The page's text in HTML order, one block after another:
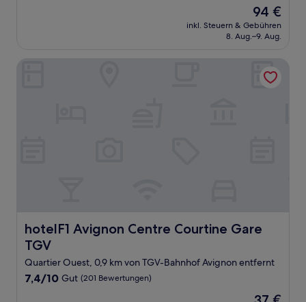
Der
Preis
beträgt
94 €
inkl. Steuern & Gebühren
8. Aug.–9. Aug.
hotelF1 Avignon Centre Courtine Gare
TGV
hotelF1 Avignon Centre Courtine Gare TGV
Quartier Ouest, 0,9 km von TGV-Bahnhof Avignon entfernt
7.4
7,4/10 Gut (201 Bewertungen)
Der